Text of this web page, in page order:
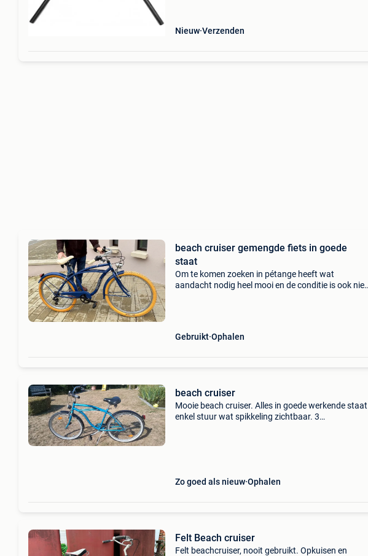
Nieuw Verzenden
beach cruiser gemengde fiets in goede
staat
Om te komen zoeken in pétange heeft wat
aandacht nodig heel mooi en de conditie is ook niet
Gebruikt Ophalen
beach cruiser
Mooie beach cruiser. Alles in goede werkende staat
enkel stuur wat spikkeling zichtbaar. 3
Zo goed als nieuw Ophalen
Felt Beach cruiser
Felt beachcruiser, nooit gebruikt. Opkuisen en